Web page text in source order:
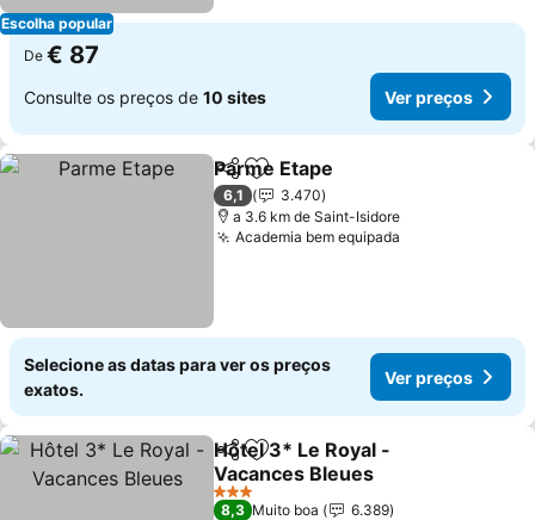
Escolha popular
De € 87
Consulte os preços de 10 sites Ver preços
PartilharAdicionar aos favoritos
Parme Etape
6,1
3.470
a 3.6 km de Saint-Isidore
Academia bem equipada
Selecione as datas para ver os preços
exatos.
Ver preços
PartilharAdicionar aos favoritos
Hôtel 3* Le Royal -
Vacances Bleues
Ver preços
3 Estrelas
8,3 Muito boa
6.389